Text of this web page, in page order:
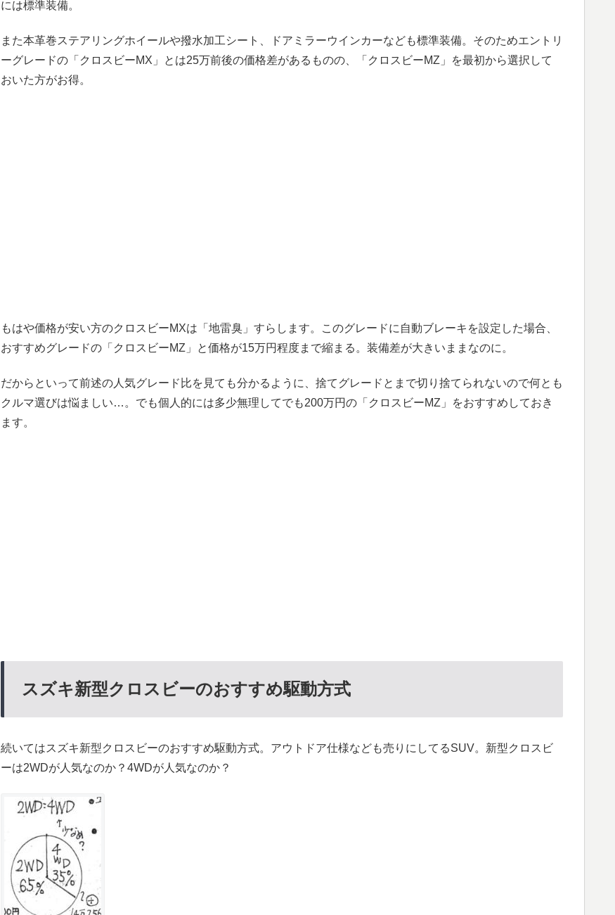
には標準装備。
また本革巻ステアリングホイールや撥水加工シート、ドアミラーウインカーなども標準装備。そのためエントリ
ーグレードの「クロスビーMX」とは25万前後の価格差があるものの、「クロスビーMZ」を最初から選択して
おいた方がお得。
もはや価格が安い方のクロスビーMXは「地雷臭」すらします。このグレードに自動ブレーキを設定した場合、
おすすめグレードの「クロスビーMZ」と価格が15万円程度まで縮まる。装備差が大きいままなのに。
だからといって前述の人気グレード比を見ても分かるように、捨てグレードとまで切り捨てられないので何とも
クルマ選びは悩ましい…。でも個人的には多少無理してでも200万円の「クロスビーMZ」をおすすめしておき
ます。
スズキ新型クロスビーのおすすめ駆動方式
続いてはスズキ新型クロスビーのおすすめ駆動方式。アウトドア仕様なども売りにしてるSUV。新型クロスビ
ーは2WDが人気なのか？4WDが人気なのか？